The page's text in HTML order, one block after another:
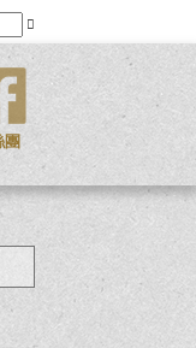
團